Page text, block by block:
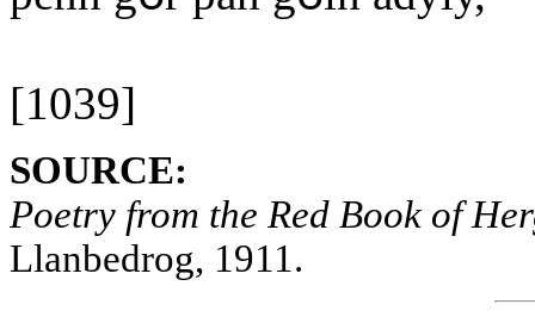
[1039]
SOURCE:
Poetry from the Red Book of
Llanbedrog, 1911.